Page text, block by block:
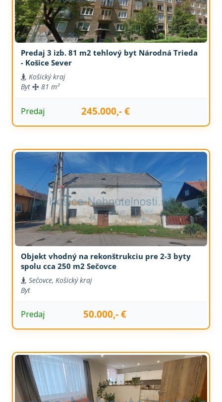
Predaj 3 izb. 81 m2 tehlový byt Národná Trieda
- Košice Sever
Košický kraj
Byt
81 m²
Predaj 245.000,- €
Objekt vhodný na rekonštrukciu pre 2-3 byty
spolu cca 250 m2 Sečovce
Sečovce, Košický kraj
Byt
Predaj 50.000,- €